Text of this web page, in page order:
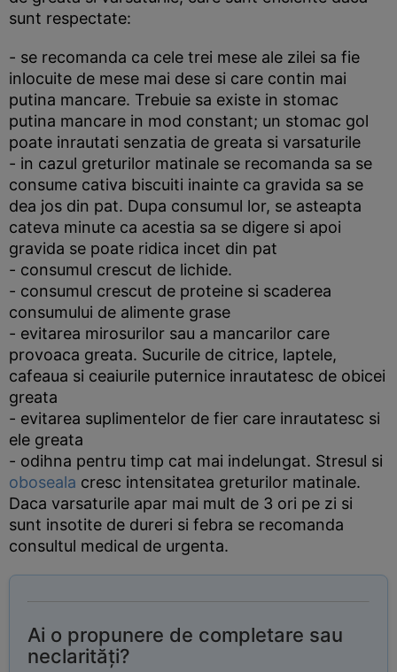
sunt respectate:
- se recomanda ca cele trei mese ale zilei sa fie
inlocuite de mese mai dese si care contin mai
putina mancare. Trebuie sa existe in stomac
putina mancare in mod constant; un stomac gol
poate inrautati senzatia de greata si varsaturile
- in cazul greturilor matinale se recomanda sa se
consume cativa biscuiti inainte ca gravida sa se
dea jos din pat. Dupa consumul lor, se asteapta
cateva minute ca acestia sa se digere si apoi
gravida se poate ridica incet din pat
- consumul crescut de lichide.
- consumul crescut de proteine si scaderea
consumului de alimente grase
- evitarea mirosurilor sau a mancarilor care
provoaca greata. Sucurile de citrice, laptele,
cafeaua si ceaiurile puternice inrautatesc de obicei
greata
- evitarea suplimentelor de fier care inrautatesc si
ele greata
- odihna pentru timp cat mai indelungat. Stresul si
oboseala cresc intensitatea greturilor matinale.
Daca varsaturile apar mai mult de 3 ori pe zi si
sunt insotite de dureri si febra se recomanda
consultul medical de urgenta.
Ai o propunere de completare sau
neclarități?